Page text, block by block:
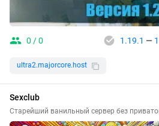
0 / 0 1.19.1 —
ultra2.majorcore.host
Sexclub
Старейший ванильный сервер без